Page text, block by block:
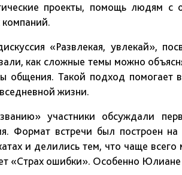
проекты, помощь людям с
компаний.
«Развлекая, увлекай»,
как сложные темы можно
общения. Такой подход помогает
жизни.
участники обсуждали
Формат встречи был построен
и делились тем, что чаще
«Страх ошибки». Особенно